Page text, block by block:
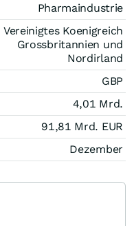
Pharmaindustrie
Vereinigtes Koenigreich
Grossbritannien und
Nordirland
GBP
4,01 Mrd.
91,81 Mrd. EUR
Dezember